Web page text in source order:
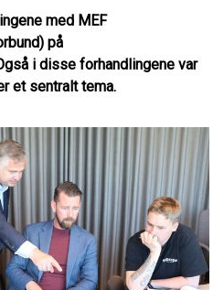
med MEF
på
i disse forhandlingene var
et sentralt tema.